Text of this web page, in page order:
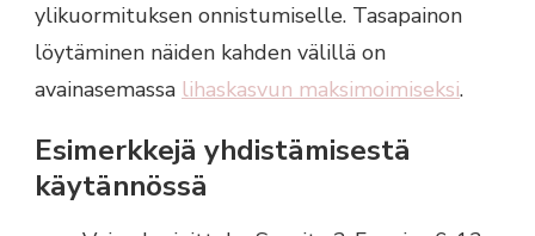
ylikuormituksen onnistumiselle. Tasapainon
löytäminen näiden kahden välillä on
avainasemassa lihaskasvun maksimoimiseksi.
Esimerkkejä yhdistämisestä
käytännössä